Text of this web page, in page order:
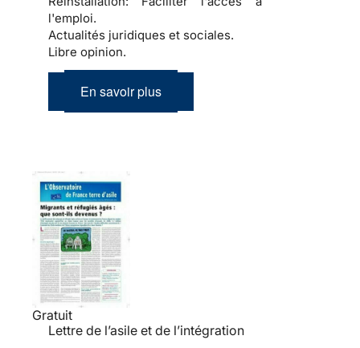
l'emploi.
Actualités juridiques et sociales.
Libre opinion.
En savoir plus
Gratuit
Lettre de l’asile et de l’intégration